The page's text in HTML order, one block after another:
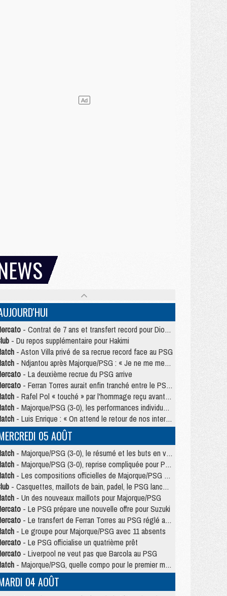
- Contrat de 7 ans et transfert record pour Diomandé loin du PSG
- Du repos supplémentaire pour Hakimi
- Aston Villa privé de sa recrue record face au PSG
- Ndjantou après Majorque/PSG : « Je ne me mets pas de plafond »
- La deuxième recrue du PSG arrive
- Ferran Torres aurait enfin tranché entre le PSG et le Barça
- Rafel Pol « touché » par l'hommage reçu avant Majorque/PSG
- Majorque/PSG (3-0), les performances individuelles
- Luis Enrique : « On attend le retour de nos internationaux »
05 AOÛT
- Majorque/PSG (3-0), le résumé et les buts en video
- Majorque/PSG (3-0), reprise compliquée pour Paris
- Les compositions officielles de Majorque/PSG avec Kvara et de nombreux jeunes
- Casquettes, maillots de bain, padel, le PSG lance sa collection été
- Un des nouveaux maillots pour Majorque/PSG
- Le PSG prépare une nouvelle offre pour Suzuki
- Le transfert de Ferran Torres au PSG réglé avant le 12 août ?
- Le groupe pour Majorque/PSG avec 11 absents
- Le PSG officialise un quatrième prêt
- Liverpool ne veut pas que Barcola au PSG
- Majorque/PSG, quelle compo pour le premier match de la saison 2026/27 ?
04 AOÛT